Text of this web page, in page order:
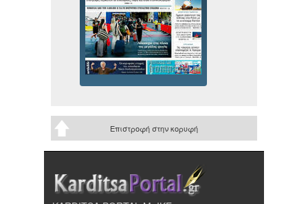
Επιστροφή στην κορυφή